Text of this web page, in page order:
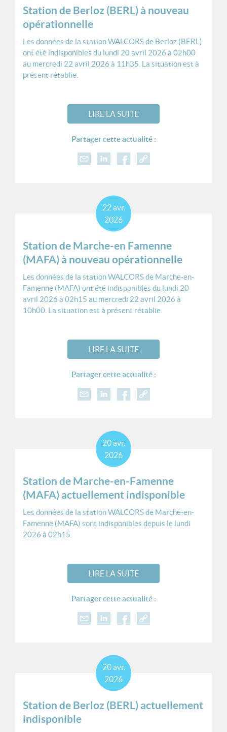
Station de Berloz (BERL) à nouveau
opérationnelle
Les données de la station WALCORS de Berloz (BERL)
ont été indisponibles du lundi 20 avril 2026 à 02h00
au mercredi 22 avril 2026 à 11h35. La situation est à
présent rétablie.
LIRE LA SUITE
Partager cette actualité :
Station de Marche-en Famenne
(MAFA) à nouveau opérationnelle
22avr.
2026
Les données de la station WALCORS de Marche-en-
Famenne (MAFA) ont été indisponibles du lundi 20
avril 2026 à 02h15 au mercredi 22 avril 2026 à
10h00. La situation est à présent rétablie.
LIRE LA SUITE
Partager cette actualité :
Station de Marche-en-Famenne
(MAFA) actuellement indisponible
20avr.
2026
Les données de la station WALCORS de Marche-en-
Famenne (MAFA) sont indisponibles depuis le lundi
2026 à 02h15.
LIRE LA SUITE
Partager cette actualité :
Station de Berloz (BERL) actuellement
indisponible
20avr.
2026